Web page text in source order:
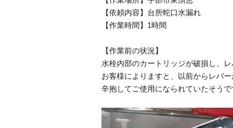
【依頼内容】台所蛇口水漏れ
【作業時間】1時間
【作業前の状況】
水栓内部のカートリッジが破損し、
お客様によりますと、以前からレバ
辛抱してご使用になられていたそう